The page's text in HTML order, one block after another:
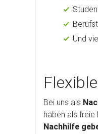
Und
Bei uns als
haben als
Nachhilfe